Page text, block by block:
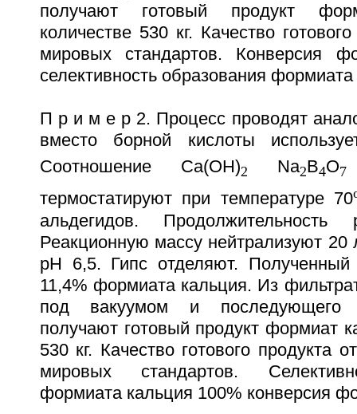
получают готовый продукт
количестве 530 кг. Качество
мировых стандартов. Конверсия
селективность образования
П р и м е р 2. Процесс проводят
вместо борной кислоты
Соотношение Ca(OH)2 Na2B4O7
термостатируют при температуре 70
альдегидов.
Реакционную массу нейтрализуют 20
рН 6,5. Гипс отделяют. Полученный
11,4% формиата кальция. Из
под вакуумом и последующего
получают готовый продукт формиат
530 кг. Качество готового продукта
мировых стандартов.
формиата кальция 100% конверсия